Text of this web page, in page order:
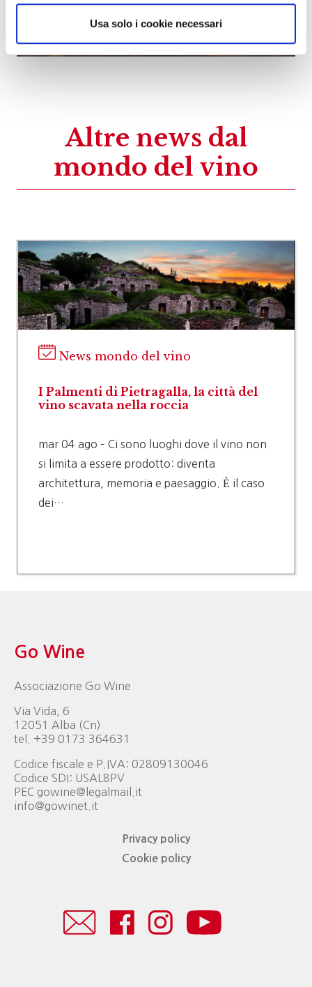
Usa solo i cookie necessari
Altre news dal
mondo del vino
News mondo del vino
I Palmenti di Pietragalla, la città del
vino scavata nella roccia
mar 04 ago – Ci sono luoghi dove il vino non
si limita a essere prodotto: diventa
architettura, memoria e paesaggio. È il caso
dei…
Go Wine
Associazione Go Wine
Via Vida, 6
12051 Alba (Cn)
tel. +39 0173 364631
Codice fiscale e P.IVA: 02809130046
Codice SDI: USAL8PV
PEC gowine@legalmail.it
info@gowinet.it
Privacy policy
Cookie policy